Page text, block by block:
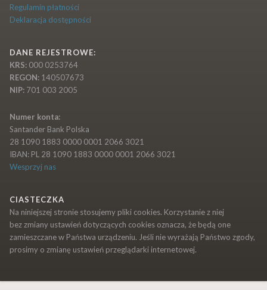
Regulamin płatności
Deklaracja dostępności
DANE REJESTROWE:
KRS:000 0253764
REGON:140507673
NIP:701 003 2005
Numer konta:
Santander Bank Polska
28 1090 1883 0000 0001 2066 3021
IBAN: PL 28 1090 1883 0000 0001 2066 3021
Wesprzyj nas
CIASTECZKA
Na niniejszej stronie stosujemy pliki cookies. Korzystanie z niej
bez zmiany ustawień dotyczących cookies oznacza, że będą one
zamieszczane w Państwa urządzeniu. Jeśli nie wyrażają Państwo zgody,
prosimy o zmianę ustawień przeglądarki internetowej.